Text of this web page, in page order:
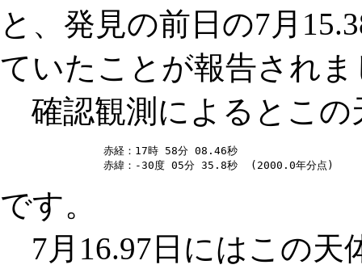
と、発見の前日の7月
ていたことが報告され
確認観測によるとこの
赤経：17時 58分 08.46秒
です。
7月16.97日にはこの天